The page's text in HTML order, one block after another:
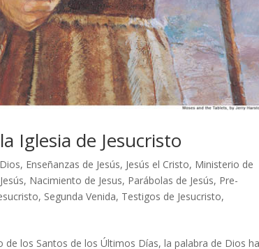
Iglesia de Jesucristo
, Enseñanzas de Jesús, Jesús el Cristo, Ministerio de
, Nacimiento de Jesus, Parábolas de Jesús, Pre-
, Segunda Venida, Testigos de Jesucristo,
los Santos de los Últimos Días, la palabra de Dios